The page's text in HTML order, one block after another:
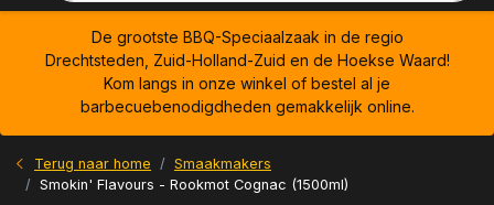
De grootste BBQ-Speciaalzaak in de regio
Drechtsteden, Zuid-Holland-Zuid en de Hoekse Waard!
Kom langs in onze winkel of bestel al je
barbecuebenodigdheden gemakkelijk online.
Terug naar home
Smaakmakers
Smokin' Flavours - Rookmot Cognac (1500ml)